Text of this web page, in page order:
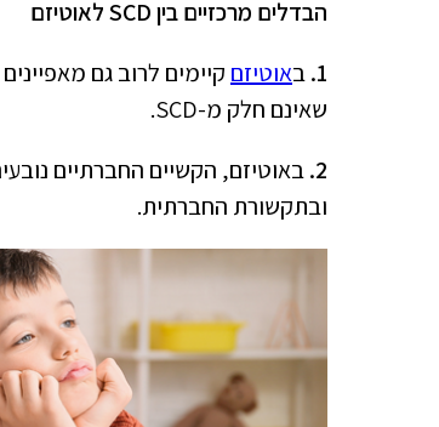
הבדלים מרכזיים בין
לאוטיזם
1. באוטיזם קיימים לרוב גם
שאינם חלק מ-SCD.
2.
ובתקשורת החברתית.